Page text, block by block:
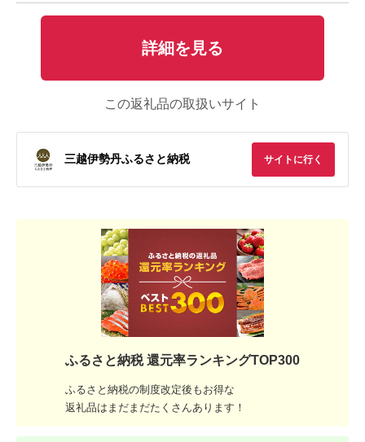
詳細を見る
この返礼品の取扱いサイト
三越伊勢丹ふるさと納税 サイトに行く
ふるさと納税 還元率ランキングTOP300
ふるさと納税の制度改定後もお得な
返礼品はまだまだたくさんあります！